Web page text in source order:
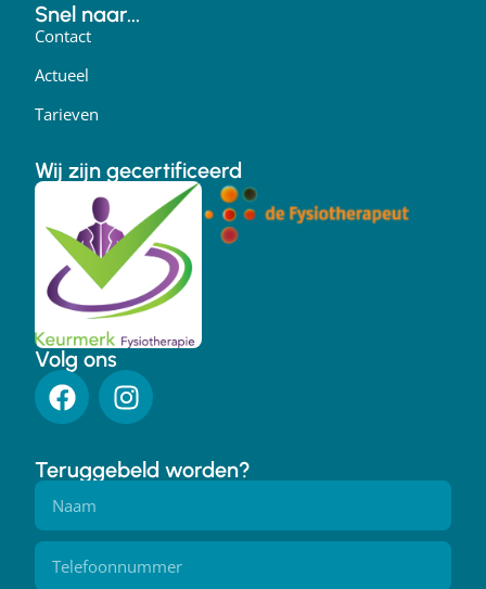
Snel naar...
Contact
Actueel
Tarieven
Wij zijn gecertificeerd
Volg ons
Teruggebeld worden?